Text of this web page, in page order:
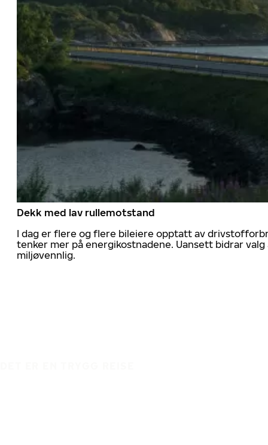
Dekk med lav rullemotstand
I dag er flere og flere bileiere opptatt av
tenker mer på energikostnadene. Uansett bidrar
miljøvennlig.